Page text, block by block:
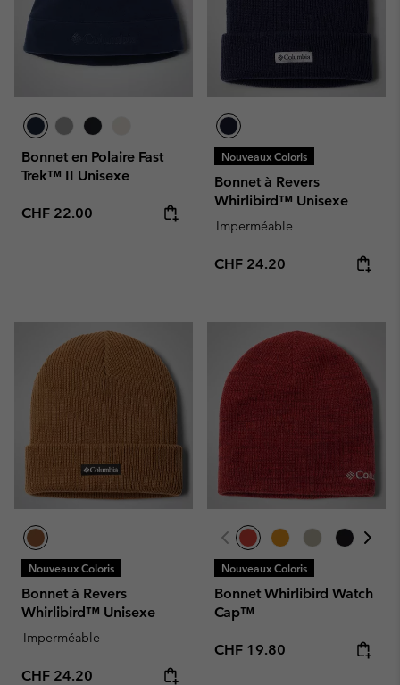
Bonnet en Polaire Fast
Trek™ II Unisexe
Regular price:
CHF 22.00
Nouveaux Coloris
Bonnet à Revers
Whirlibird™ Unisexe
Imperméable
Regular price:
CHF 24.20
Nouveaux Coloris
Bonnet à Revers
Whirlibird™ Unisexe
Imperméable
Regular price:
CHF 24.20
Nouveaux Coloris
Bonnet Whirlibird Watch
Cap™
Regular price:
CHF 19.80